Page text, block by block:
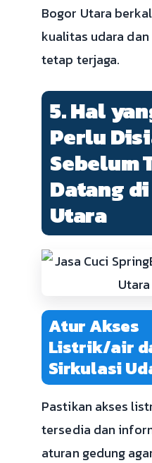
Bogor Utara
kualitas udara
tetap terjaga.
5. Hal
Perlu
Sebelum
Datang
Utara
Atur Akses
Listrik/air
Sirkulasi
Pastikan akses
tersedia dan
aturan gedung